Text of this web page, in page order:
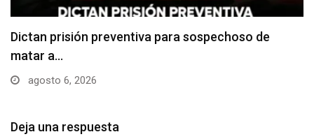
Usuarios madrugan y hacen largas filas para
obtener…
agosto 6, 2026
Deja una respuesta